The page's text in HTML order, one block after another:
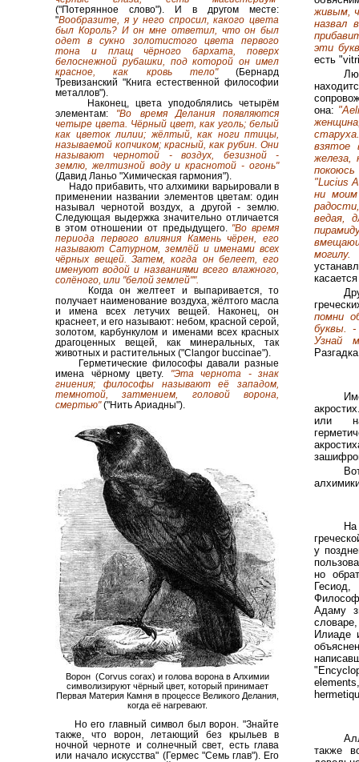
("Потерянное слово"). И в другом месте:
"Вообразите, я у него спросил, какого цвета
был Король? И он мне ответил, что он был
одет в сукно золотистого цвета первого
тона и плащ чёрного бархата, поверх
белоснежной рубашки, под которой он имел
красное, как кровь тело" (Бернард
Тревизанский "Книга естественной философии
металлов").
Наконец, цвета уподоблялись четырём
элементам: "Во время Делания появляются
четыре цвета. Чёрный цвет, как уголь; белый
как цветок лилии; жёлтый, как ноги птицы,
называемой копчиком; красный, как рубин. Они
называют чернотой - воздух, безизной -
землю, желтизной воду и краснотой - огонь"
(Давид Ланьо "Химическая гармония").
Надо прибавить, что алхимики варьировали в
применении названии элементов цветам: один
называл чернотой воздух, а другой - землю.
Следующая выдержка значительно отличается
в этом отношении от предыдущего. "Во время
периода первого влияния Камень чёрен, его
называют Сатурном, землёй и именами всех
чёрных вещей. Затем, когда он белеет, его
именуют водой и названиями всего влажного,
солёного, или "белой землей"".
Когда он желтеет и выпаривается, то
получает наименование воздуха, жёлтого масла
и имена всех летучих вещей. Наконец, он
краснеет, и его называют: небом, красной серой,
золотом, карбункулом и именами всех красных
драгоценных вещей, как минеральных, так
животных и растительных ("Clangor buccinae").
Герметические философы давали разные
имена чёрному цвету.
"Эта чернота - знак
гниения; философы называют её западом,
темнотой, затмением, головой ворона,
смертью"("Нить Ариадны").
Ворон (Corvus corax) и голова ворона в Алхимии
символизируют чёрный цвет, который принимает
Первая Материя Камня в процессе Великого Делания,
когда её нагревают.
Но его главный символ был ворон. "Знайте
также, что ворон, летающий без крыльев в
ночной черноте и солнечный свет, есть глава
или начало искусства" (Гермес "Семь глав"). Его
живым,
назвал
эти
есть
она:
взятое
железа,
"Lucius
ни
ведая,
помни
буквы.
Узнай
или
На
у
но
Адаму
Илиаде
также